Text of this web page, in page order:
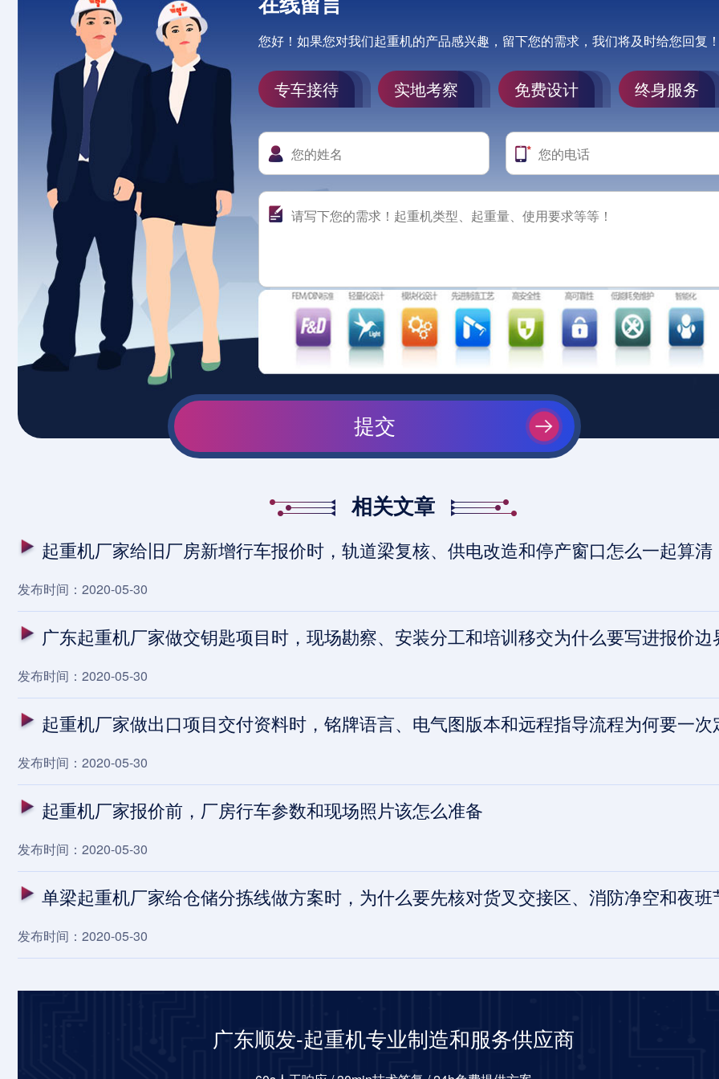
您好！如果您对我们起重机的产品感兴趣，留下您的需求，我们将及时给您回复
专车接待 实地考察 免费设计 终身服务
提交
相关文章
起重机厂家给旧厂房新增行车报价时，轨道梁复核、供电改造和停产窗口怎么一起算清
发布时间：2020-05-30
广东起重机厂家做交钥匙项目时，现场勘察、安装分工和培训移交为什么要写进报价边
发布时间：2020-05-30
起重机厂家做出口项目交付资料时，铭牌语言、电气图版本和远程指导流程为何要一次
发布时间：2020-05-30
起重机厂家报价前，厂房行车参数和现场照片该怎么准备
发布时间：2020-05-30
单梁起重机厂家给仓储分拣线做方案时，为什么要先核对货叉交接区、消防净空和夜班
发布时间：2020-05-30
广东顺发-起重机专业制造和服务供应商